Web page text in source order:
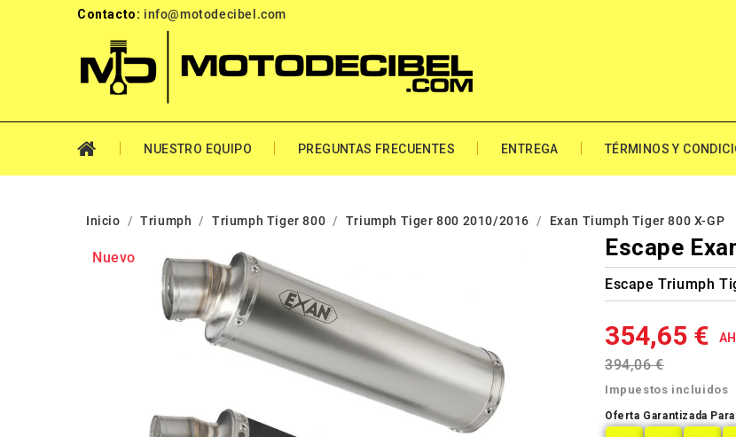
Contacto: info@motodecibel.com
NUESTRO EQUIPO PREGUNTAS FRECUENTES ENTREGA TÉRMINOS Y
Inicio Triumph Triumph Tiger 800 Triumph Tiger 800 2010/2016 Exan Tiumph Tiger 800 X-GP
Nuevo Escape
Escape Triumph
354,65 €
394,06 €
Impuestos incluidos
Oferta Garantizada